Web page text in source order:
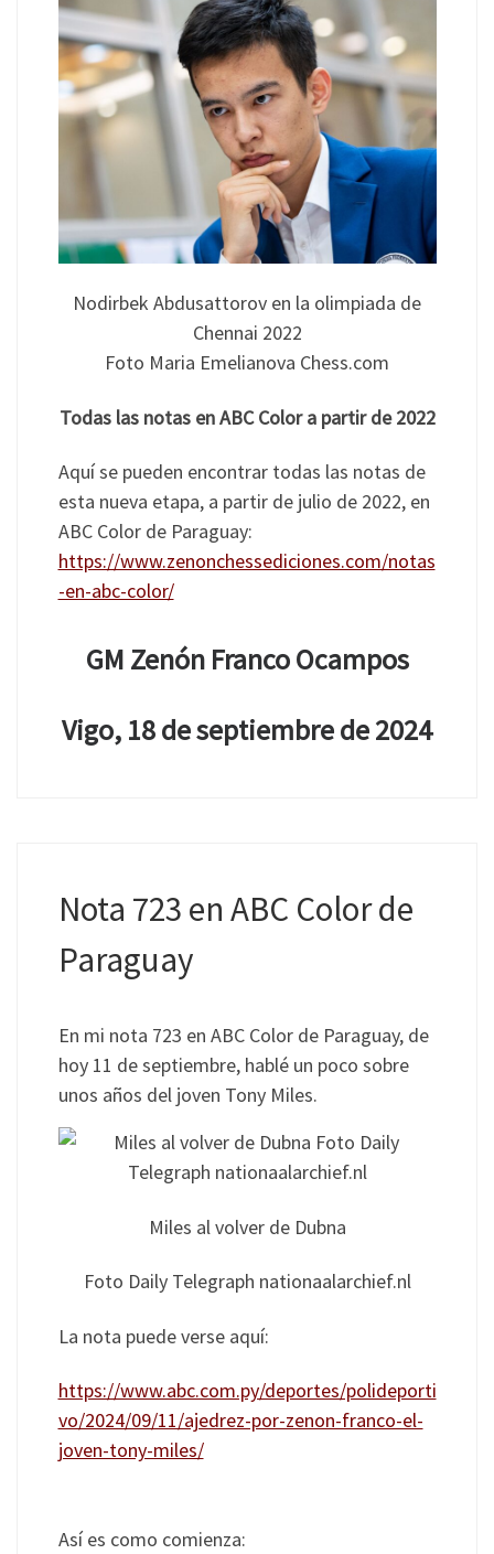
Nodirbek Abdusattorov en la olimpiada de
Chennai 2022
Foto Maria Emelianova Chess.com
Todas las notas en ABC Color a partir de 2022
Aquí se pueden encontrar todas las notas de
esta nueva etapa, a partir de julio de 2022, en
ABC Color de Paraguay:
https://www.zenonchessediciones.com/notas
-en-abc-color/
GM Zenón Franco Ocampos
Vigo, 18 de septiembre de 2024
Nota 723 en ABC Color de
Paraguay
En mi nota 723 en ABC Color de Paraguay, de
hoy 11 de septiembre, hablé un poco sobre
unos años del joven Tony Miles.
Miles al volver de Dubna
Foto Daily Telegraph nationaalarchief.nl
La nota puede verse aquí:
https://www.abc.com.py/deportes/polideporti
vo/2024/09/11/ajedrez-por-zenon-franco-el-
joven-tony-miles/
Así es como comienza: